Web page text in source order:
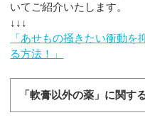
いてご紹介いたします。
↓↓↓
「あせもの掻きたい衝動
る方法！」
「軟膏以外の薬」に関す